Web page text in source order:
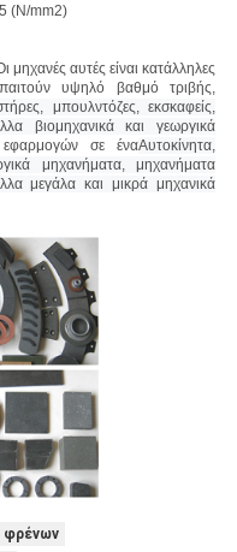
(N/mm2)
μηχανές αυτές είναι κατάλληλες
υψηλό βαθμό τριβής,
μπουλντόζες, εκσκαφείς,
βιομηχανικά και γεωργικά
σε έναΑυτοκίνητα,
μηχανήματα, μηχανήματα
μεγάλα και μικρά μηχανικά
φρένων